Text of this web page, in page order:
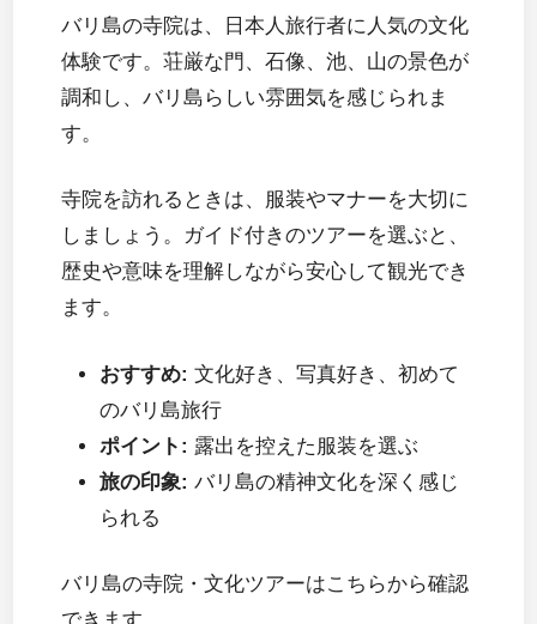
バリ島の寺院は、日本人旅行者に人気の文化
体験です。荘厳な門、石像、池、山の景色が
調和し、バリ島らしい雰囲気を感じられま
す。
寺院を訪れるときは、服装やマナーを大切に
しましょう。ガイド付きのツアーを選ぶと、
歴史や意味を理解しながら安心して観光でき
ます。
おすすめ: 文化好き、写真好き、初めて
のバリ島旅行
ポイント: 露出を控えた服装を選ぶ
旅の印象: バリ島の精神文化を深く感じ
られる
バリ島の寺院・文化ツアーはこちらから確認